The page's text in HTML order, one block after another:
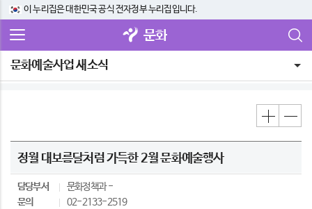
이 누리집은 대한민국 공식 전자정부 누리집입니다.
문화
문화예술사업 새소식
정월 대보름달처럼 가득한 2월 문화예술행사
담당부서
문화정책과
문의
02-2133-2519